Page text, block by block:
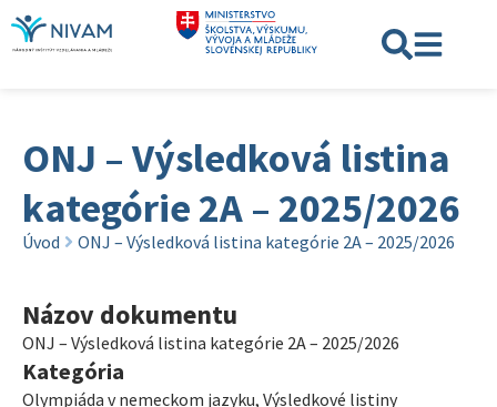
ONJ – Výsledková listina
kategórie 2A – 2025/2026
Úvod ONJ – Výsledková listina kategórie 2A – 2025/2026
Názov dokumentu
ONJ – Výsledková listina kategórie 2A – 2025/2026
Kategória
Olympiáda v nemeckom jazyku, Výsledkové listiny